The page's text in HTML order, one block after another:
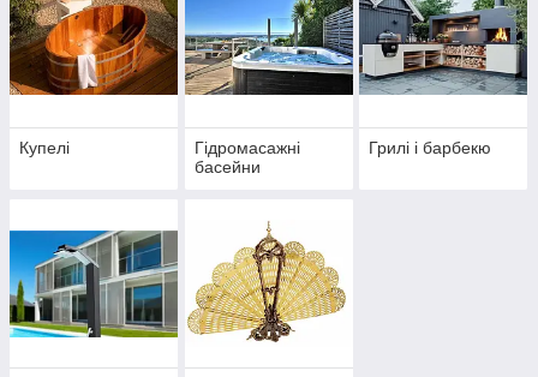
Купелі
Гідромасажні
басейни
Грилі і барбекю